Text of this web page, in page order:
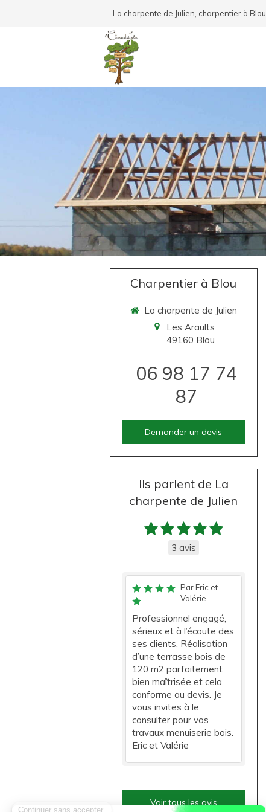
La charpente de Julien, charpentier à Blou
Charpentier à Blou
La charpente de Julien
Les Araults
49160 Blou
06 98 17 74
87
Demander un devis
Ils parlent de La
charpente de Julien
3 avis
Par Eric et
Valérie
Professionnel engagé,
sérieux et à l’écoute des
ses clients. Réalisation
d’une terrasse bois de
120 m2 parfaitement
bien maîtrisée et cela
conforme au devis. Je
vous invites à le
consulter pour vos
travaux menuiserie bois.
Eric et Valérie
Voir tous les avis